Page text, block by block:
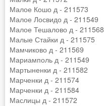
Малое Кошо д - 211573
Малое Лосвидо д - 211549
Малое Тешалово д - 211568
Малые Стайки д - 211575
Мамчиково д - 211569
Мариамполь д - 211549
Мартыненки д - 211582
Марченки д - 211574
Марченки д - 211584
Маслицы д - 211572